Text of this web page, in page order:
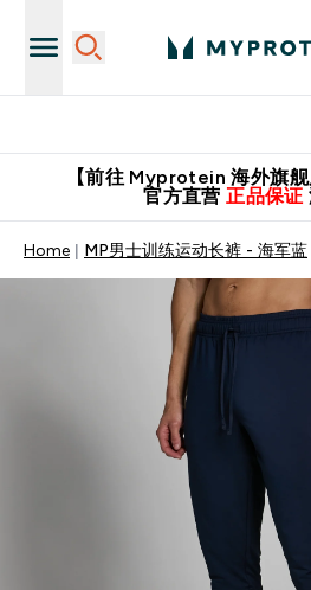
【前往 Myprotein 海外旗舰
官方直营 正品保证
Home MP男士训练运动长裤 - 海军蓝